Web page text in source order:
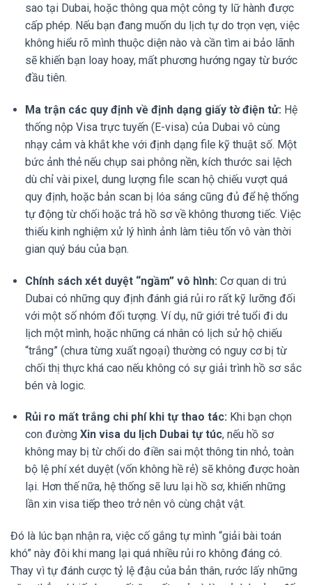
sao tại Dubai, hoặc thông qua một công ty lữ hành được
cấp phép. Nếu bạn đang muốn du lịch tự do trọn vẹn, việc
không hiểu rõ mình thuộc diện nào và cần tìm ai bảo lãnh
sẽ khiến bạn loay hoay, mất phương hướng ngay từ bước
đầu tiên.
Ma trận các quy định về định dạng giấy tờ điện tử: Hệ
thống nộp Visa trực tuyến (E-visa) của Dubai vô cùng
nhạy cảm và khắt khe với định dạng file kỹ thuật số. Một
bức ảnh thẻ nếu chụp sai phông nền, kích thước sai lệch
dù chỉ vài pixel, dung lượng file scan hộ chiếu vượt quá
quy định, hoặc bản scan bị lóa sáng cũng đủ để hệ thống
tự động từ chối hoặc trả hồ sơ về không thương tiếc. Việc
thiếu kinh nghiệm xử lý hình ảnh làm tiêu tốn vô vàn thời
gian quý báu của bạn.
Chính sách xét duyệt “ngầm” vô hình: Cơ quan di trú
Dubai có những quy định đánh giá rủi ro rất kỹ lưỡng đối
với một số nhóm đối tượng. Ví dụ, nữ giới trẻ tuổi đi du
lịch một mình, hoặc những cá nhân có lịch sử hộ chiếu
“trắng” (chưa từng xuất ngoại) thường có nguy cơ bị từ
chối thị thực khá cao nếu không có sự giải trình hồ sơ sắc
bén và logic.
Rủi ro mất trắng chi phí khi tự thao tác: Khi bạn chọn
con đường Xin visa du lịch Dubai tự túc, nếu hồ sơ
không may bị từ chối do điền sai một thông tin nhỏ, toàn
bộ lệ phí xét duyệt (vốn không hề rẻ) sẽ không được hoàn
lại. Hơn thế nữa, hệ thống sẽ lưu lại hồ sơ, khiến những
lần xin visa tiếp theo trở nên vô cùng chật vật.
Đó là lúc bạn nhận ra, việc cố gắng tự mình “giải bài toán
khó” này đôi khi mang lại quá nhiều rủi ro không đáng có.
Thay vì tự đánh cược tỷ lệ đậu của bản thân, rước lấy những